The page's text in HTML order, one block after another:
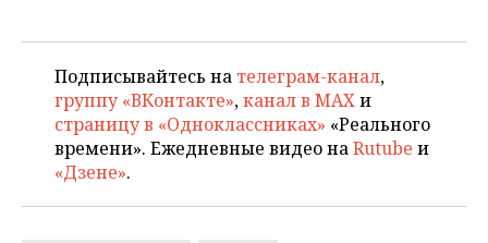
Подписывайтесь на телеграм-канал,
группу «ВКонтакте»,канал в MAXи
страницу в «Одноклассниках» «Реального
времени». Ежедневные видео наRutube и
«Дзене».